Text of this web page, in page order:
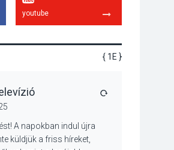
rá
–
csillagles
a
youtube
{ 1E }
A napokban indul újra
küldjük a friss híreket,